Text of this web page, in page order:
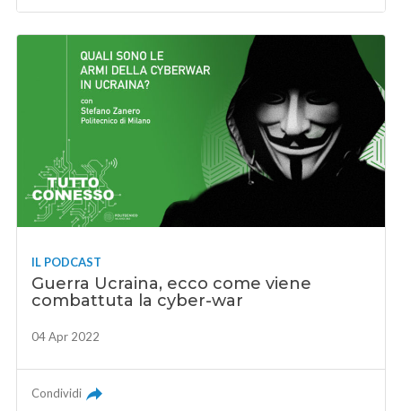
IL PODCAST
Guerra Ucraina, ecco come viene
combattuta la cyber-war
04 Apr 2022
Condividi